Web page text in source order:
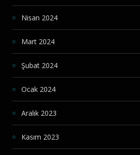
Nisan 2024
Mart 2024
Şubat 2024
Ocak 2024
Aralık 2023
Kasım 2023